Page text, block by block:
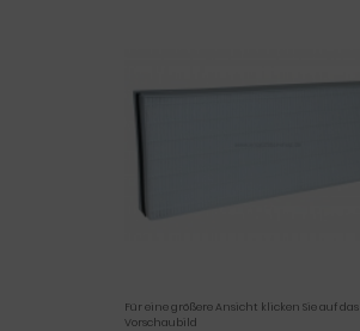
Für eine größere Ansicht klicken Sie auf das
Vorschaubild